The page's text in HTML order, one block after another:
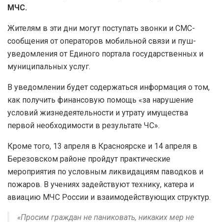
МЧС.
Жителям в эти дни могут поступать звонки и СМС-
сообщения от операторов мобильной связи и пуш-
уведомления от Единого портала государственных и
муниципальных услуг.
В уведомлении будет содержаться информация о том,
как получить финансовую помощь «за нарушение
условий жизнедеятельности и утрату имущества
первой необходимости в результате ЧС».
Кроме того, 13 апреля в Красноярске и 14 апреля в
Березовском районе пройдут практические
мероприятия по условным ликвидациям паводков и
пожаров. В учениях задействуют технику, катера и
авиацию МЧС России и взаимодействующих структур.
«Просим граждан не паниковать, никаких мер не